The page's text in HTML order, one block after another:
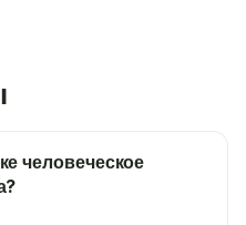
человеческое